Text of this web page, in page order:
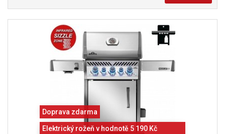
Doprava zdarma
Elektrický rožeň v hodnotě 5 190 Kč